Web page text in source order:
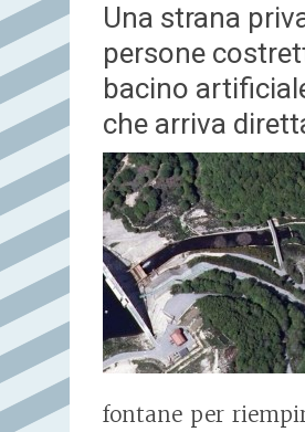
Una strana
persone
bacino
che arriva
fontane per